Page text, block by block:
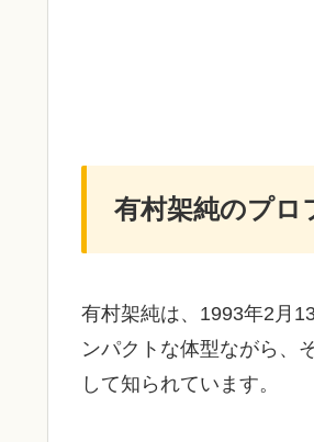
有村架純のプロ
有村架純は、1993年2月
ンパクトな体型ながら、
して知られています。